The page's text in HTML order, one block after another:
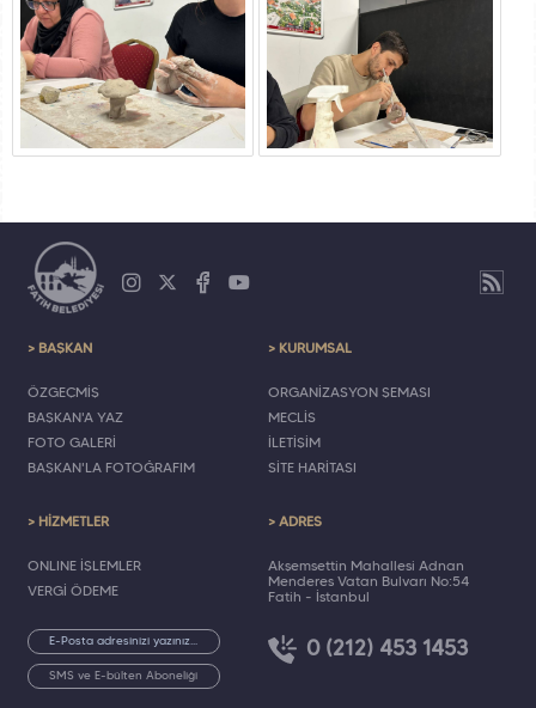
> BAŞKAN
ÖZGEÇMİŞ
BAŞKAN'A YAZ
FOTO GALERİ
BAŞKAN'LA FOTOĞRAFIM
> KURUMSAL
ORGANİZASYON ŞEMASI
MECLİS
İLETİŞİM
SİTE HARİTASI
> HİZMETLER
ONLINE İŞLEMLER
VERGİ ÖDEME
SMS ve E-bülten Aboneliği
> ADRES
Akşemsettin Mahallesi Adnan
Menderes Vatan Bulvarı No:54
Fatih - İstanbul
0 (212) 453 1453